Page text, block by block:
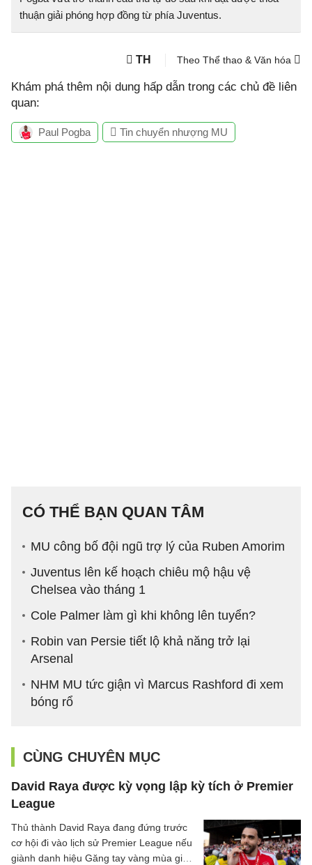
thuận giải phóng hợp đồng từ phía Juventus.
TH Theo Thể thao & Văn hóa
Khám phá thêm nội dung hấp dẫn trong các chủ đề liên
quan:
Paul Pogba Tin chuyển nhượng MU
CÓ THỂ BẠN QUAN TÂM
MU công bố đội ngũ trợ lý của Ruben Amorim
Juventus lên kế hoạch chiêu mộ hậu vệ
Chelsea vào tháng 1
Cole Palmer làm gì khi không lên tuyển?
Robin van Persie tiết lộ khả năng trở lại
Arsenal
NHM MU tức giận vì Marcus Rashford đi xem
bóng rổ
CÙNG CHUYÊN MỤC
David Raya được kỳ vọng lập kỳ tích ở Premier
League
Thủ thành David Raya đang đứng trước
cơ hội đi vào lịch sử Premier League nếu
giành danh hiệu Găng tay vàng mùa giải